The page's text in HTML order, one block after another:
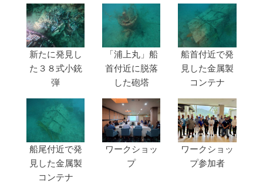
新たに発見し
た３８式小銃
弾
「浦上丸」船
首付近に脱落
した砲塔
船首付近で発
見した金属製
コンテナ
船尾付近で発
見した金属製
コンテナ
ワークショッ
プ
ワークショッ
プ参加者